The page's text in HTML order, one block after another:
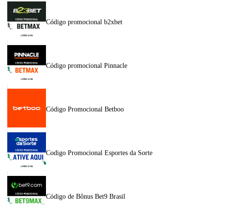
Código promocional b2xbet
Código promocional Pinnacle
Código Promocional Betboo
Codigo Promocional Esportes da Sorte
Código de Bônus Bet9 Brasil